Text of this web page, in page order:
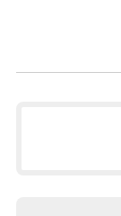
por eso que,
recomendamos